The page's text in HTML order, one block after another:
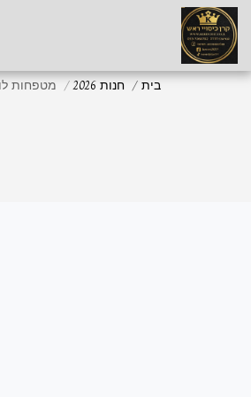
בית חנות 2026 מטפחות